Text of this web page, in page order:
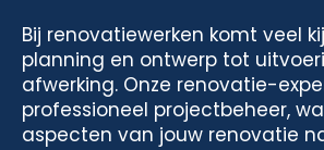
Bij renovatiewerken komt veel
planning en ontwerp tot
afwerking. Onze renovatie-
professioneel projectbeheer,
aspecten van jouw renovatie